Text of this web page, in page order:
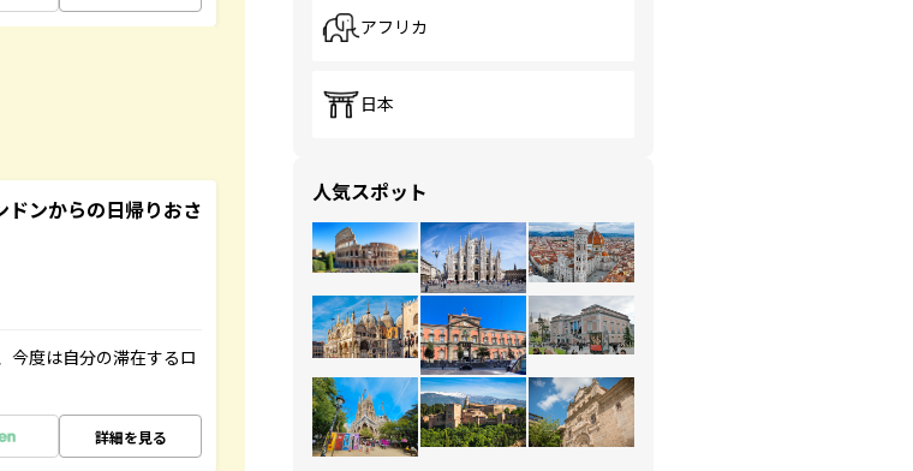
ンからの日帰りおさ
今度は自分の滞在するロ
詳細を見る
アフリカ
日本
人気スポット